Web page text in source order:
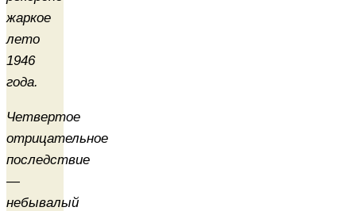
жаркое
лето
1946
года.
Четвертое
отрицательное
последствие
—
небывалый